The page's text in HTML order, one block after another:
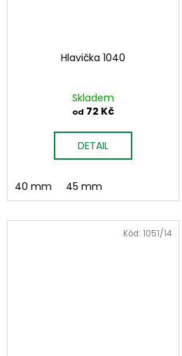
2002 3001 3003
Hlavička 1040
Skladem
od 72 Kč
DETAIL
40 mm 45 mm
Kód: 1051/14